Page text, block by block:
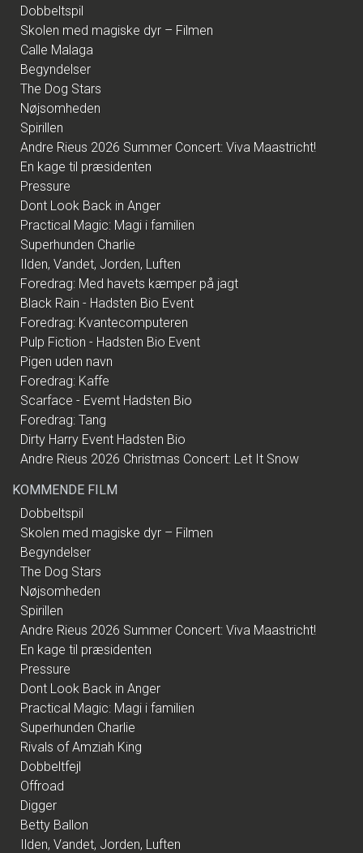
Dobbeltspil
Skolen med magiske dyr – Filmen
Calle Malaga
Begyndelser
The Dog Stars
Nøjsomheden
Spirillen
Andre Rieus 2026 Summer Concert: Viva Maastricht!
En kage til præsidenten
Pressure
Dont Look Back in Anger
Practical Magic: Magi i familien
Superhunden Charlie
Ilden, Vandet, Jorden, Luften
Foredrag: Med havets kæmper på jagt
Black Rain - Hadsten Bio Event
Foredrag: Kvantecomputeren
Pulp Fiction - Hadsten Bio Event
Pigen uden navn
Foredrag: Kaffe
Scarface - Evemt Hadsten Bio
Foredrag: Tang
Dirty Harry Event Hadsten Bio
Andre Rieus 2026 Christmas Concert: Let It Snow
KOMMENDE FILM
Dobbeltspil
Skolen med magiske dyr – Filmen
Begyndelser
The Dog Stars
Nøjsomheden
Spirillen
Andre Rieus 2026 Summer Concert: Viva Maastricht!
En kage til præsidenten
Pressure
Dont Look Back in Anger
Practical Magic: Magi i familien
Superhunden Charlie
Rivals of Amziah King
Dobbeltfejl
Offroad
Digger
Betty Ballon
Ilden, Vandet, Jorden, Luften